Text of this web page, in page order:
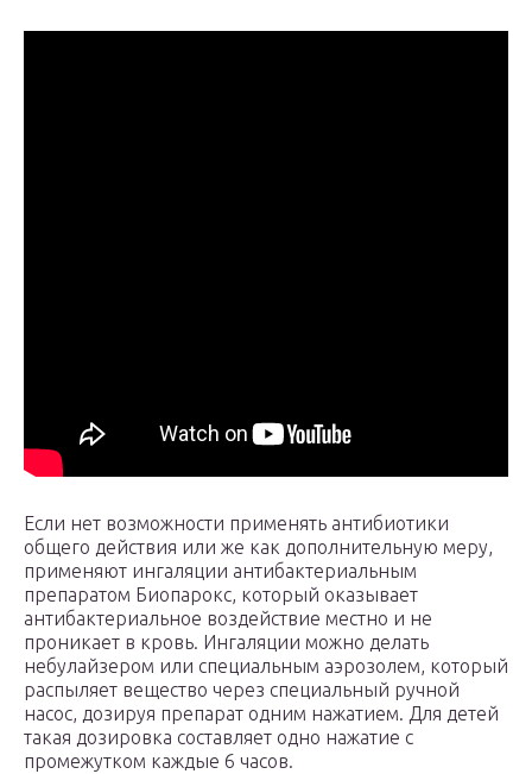
Если нет возможности применять антибиотики
общего действия или же как дополнительную меру,
применяют ингаляции антибактериальным
препаратом Биопарокс, который оказывает
антибактериальное воздействие местно и не
проникает в кровь. Ингаляции можно делать
небулайзером или специальным аэрозолем, который
распыляет вещество через специальный ручной
насос, дозируя препарат одним нажатием. Для детей
такая дозировка составляет одно нажатие с
промежутком каждые 6 часов.